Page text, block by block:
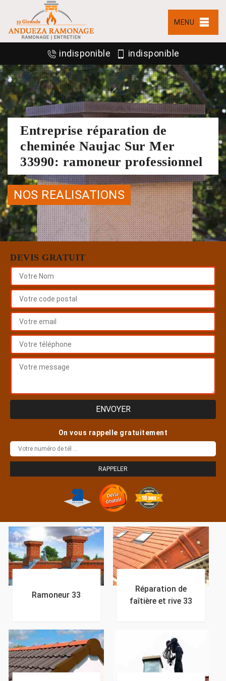
MENU
indisponible indisponible
Entreprise réparation de
cheminée Naujac Sur Mer
33990: ramoneur professionnel
NOS REALISATIONS
DEVIS GRATUIT
On vous rappelle gratuitement
Ramoneur 33
Réparation de
faîtière et rive 33